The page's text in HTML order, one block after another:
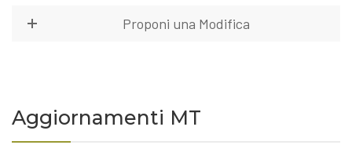
Proponi una Modifica
Aggiornamenti MT